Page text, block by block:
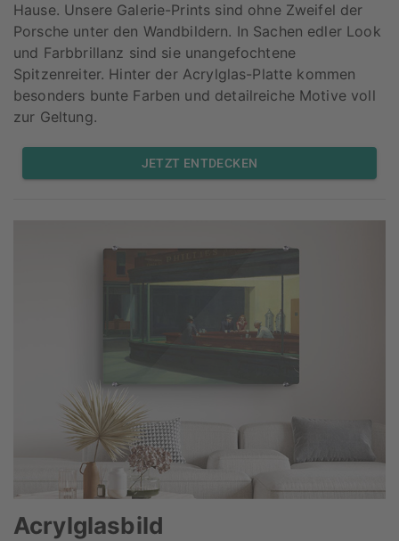
Hause. Unsere Galerie-Prints sind ohne Zweifel der
Porsche unter den Wandbildern. In Sachen edler Look
und Farbbrillanz sind sie unangefochtene
Spitzenreiter. Hinter der Acrylglas-Platte kommen
besonders bunte Farben und detailreiche Motive voll
zur Geltung.
JETZT ENTDECKEN
Acrylglasbild